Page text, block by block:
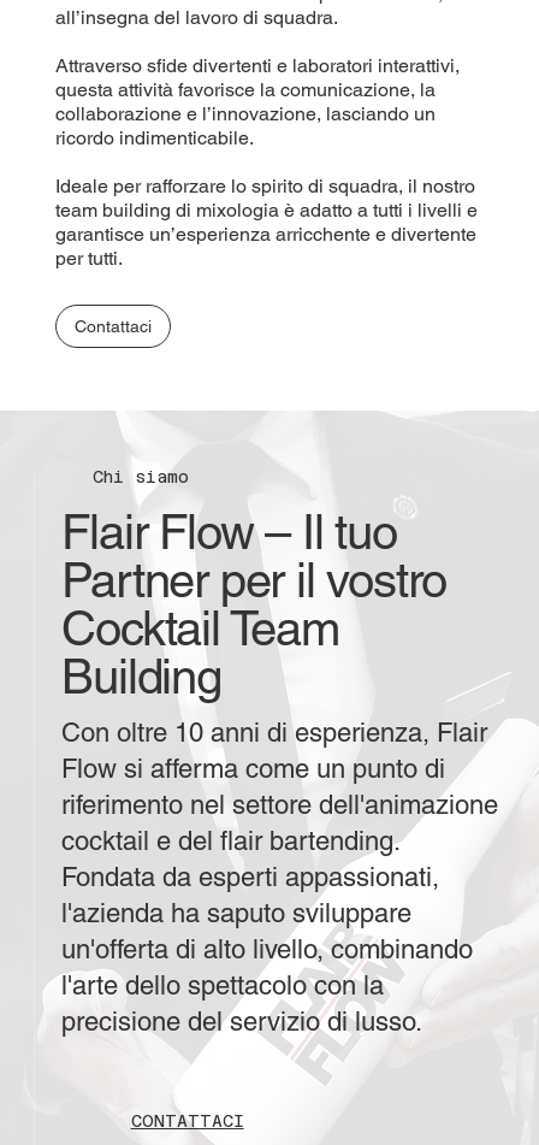
all’insegna del lavoro di squadra.
Attraverso sfide divertenti e laboratori interattivi,
questa attività favorisce la comunicazione, la
collaborazione e l’innovazione, lasciando un
ricordo indimenticabile.
Ideale per rafforzare lo spirito di squadra, il nostro
team building di mixologia è adatto a tutti i livelli e
garantisce un’esperienza arricchente e divertente
per tutti.
Contattaci
Chi siamo
Flair Flow – Il tuo
Partner per il vostro
Cocktail Team
Building
CONTATTACI
Con oltre 10 anni di esperienza, Flair
Flow si afferma come un punto di
riferimento nel settore dell'animazione
cocktail e del flair bartending.
Fondata da esperti appassionati,
l'azienda ha saputo sviluppare
un'offerta di alto livello, combinando
l'arte dello spettacolo con la
precisione del servizio di lusso.